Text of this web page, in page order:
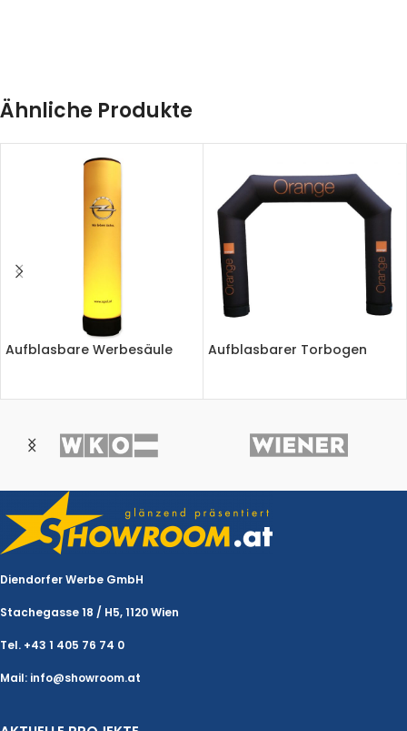
Ähnliche Produkte
Aufblasbare Werbesäule Aufblasbarer Torbogen
Diendorfer Werbe GmbH
Stachegasse 18 / H5, 1120 Wien
Tel. +43 1 405 76 74 0
Mail: info@showroom.at